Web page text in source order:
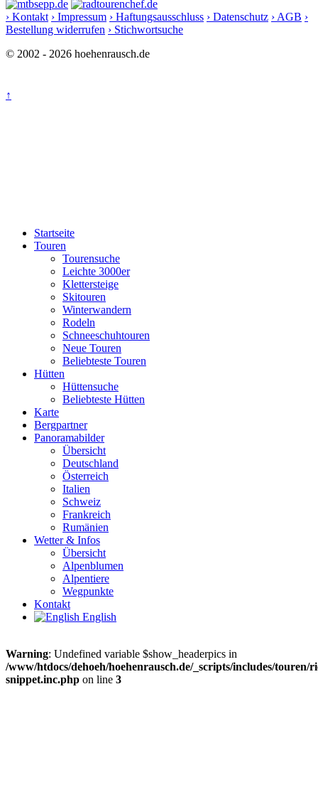
› Kontakt › Impressum › Haftungsausschluss › Datenschutz › AGB ›
Bestellung widerrufen › Stichwortsuche
© 2002 - 2026 hoehenrausch.de
↑
Startseite
Touren
Tourensuche
Leichte 3000er
Klettersteige
Skitouren
Winterwandern
Rodeln
Schneeschuhtouren
Neue Touren
Beliebteste Touren
Hütten
Hüttensuche
Beliebteste Hütten
Karte
Bergpartner
Panoramabilder
Übersicht
Deutschland
Österreich
Italien
Schweiz
Frankreich
Rumänien
Wetter & Infos
Übersicht
Alpenblumen
Alpentiere
Wegpunkte
Kontakt
English
Warning: Undefined variable $show_headerpics in
/www/htdocs/dehoeh/hoehenrausch.de/_scripts/includes/touren/
snippet.inc.php on line 3